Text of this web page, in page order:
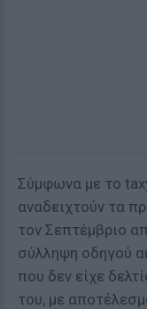
Σύμφωνα με το
αναδειχτούν τα
τον Σεπτέμβριο
σύλληψη οδηγού
που δεν είχε
του, με